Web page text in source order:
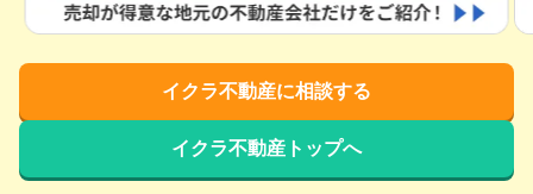
イクラ不動産に相談する
イクラ不動産トップへ